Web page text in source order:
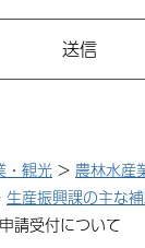
・観光 > 農林水産
生産振興課の主な
請受付について